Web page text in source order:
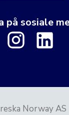
på sosiale
Norway AS